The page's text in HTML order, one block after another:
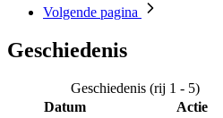
Volgende pagina
Geschiedenis
Geschiedenis (rij 1 - 5)
Datum
Actie